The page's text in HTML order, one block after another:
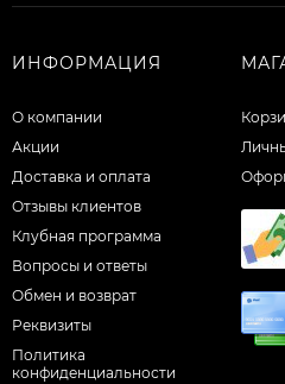
ИНФОРМАЦИЯ
О компании
Акции
Доставка и оплата
Отзывы клиентов
Клубная программа
Вопросы и ответы
Обмен и возврат
Реквизиты
Политика
конфиденциальности